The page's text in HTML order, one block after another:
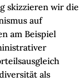
skizzieren wir die
auf
am Beispiel
als